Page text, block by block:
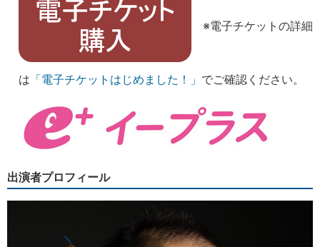
※電子チケットの詳細
は 「電子チケットはじめました！」 でご確認ください。
出演者プロフィール